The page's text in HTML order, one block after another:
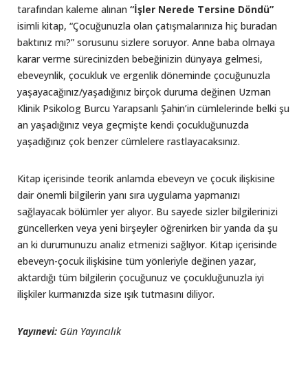
tarafından kaleme alınan “İşler Nerede Tersine Döndü”
isimli kitap, “Çocuğunuzla olan çatışmalarınıza hiç buradan
baktınız mı?” sorusunu sizlere soruyor. Anne baba olmaya
karar verme sürecinizden bebeğinizin dünyaya gelmesi,
ebeveynlik, çocukluk ve ergenlik döneminde çocuğunuzla
yaşayacağınız/yaşadığınız birçok duruma değinen Uzman
Klinik Psikolog Burcu Yarapsanlı Şahin’in cümlelerinde belki şu
an yaşadığınız veya geçmişte kendi çocukluğunuzda
yaşadığınız çok benzer cümlelere rastlayacaksınız.
Kitap içerisinde teorik anlamda ebeveyn ve çocuk ilişkisine
dair önemli bilgilerin yanı sıra uygulama yapmanızı
sağlayacak bölümler yer alıyor. Bu sayede sizler bilgilerinizi
güncellerken veya yeni birşeyler öğrenirken bir yanda da şu
an ki durumunuzu analiz etmenizi sağlıyor. Kitap içerisinde
ebeveyn-çocuk ilişkisine tüm yönleriyle değinen yazar,
aktardığı tüm bilgilerin çocuğunuz ve çocukluğunuzla iyi
ilişkiler kurmanızda size ışık tutmasını diliyor.
Yayınevi: Gün Yayıncılık